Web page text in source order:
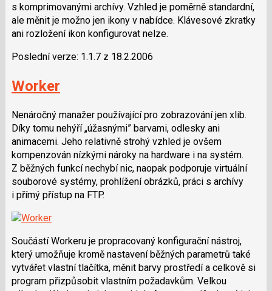
s komprimovanými archívy. Vzhled je poměrně standardní,
ale měnit je možno jen ikony v nabídce. Klávesové zkratky
ani rozložení ikon konfigurovat nelze.
Poslední verze: 1.1.7 z 18.2.2006
Worker
Nenáročný manažer používající pro zobrazování jen xlib.
Díky tomu nehýří „úžasnými” barvami, odlesky ani
animacemi. Jeho relativně strohý vzhled je ovšem
kompenzován nízkými nároky na hardware i na systém.
Z běžných funkcí nechybí nic, naopak podporuje virtuální
souborové systémy, prohlížení obrázků, práci s archívy
i přímý přístup na FTP.
Součástí Workeru je propracovaný konfigurační nástroj,
který umožňuje kromě nastavení běžných parametrů také
vytvářet vlastní tlačítka, měnit barvy prostředí a celkově si
program přizpůsobit vlastním požadavkům. Velkou